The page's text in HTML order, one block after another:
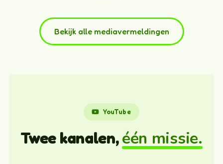
Bekijk alle mediavermeldingen
YouTube
Twee kanalen,één missie.